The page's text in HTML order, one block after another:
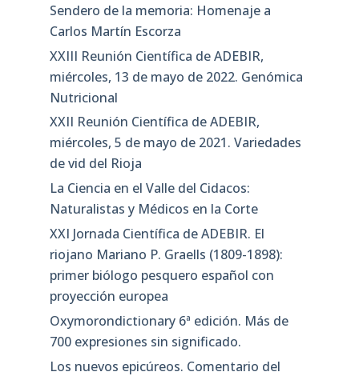
Sendero de la memoria: Homenaje a
Carlos Martín Escorza
XXIII Reunión Científica de ADEBIR,
miércoles, 13 de mayo de 2022. Genómica
Nutricional
XXII Reunión Científica de ADEBIR,
miércoles, 5 de mayo de 2021. Variedades
de vid del Rioja
La Ciencia en el Valle del Cidacos:
Naturalistas y Médicos en la Corte
XXI Jornada Científica de ADEBIR. El
riojano Mariano P. Graells (1809-1898):
primer biólogo pesquero español con
proyección europea
Oxymorondictionary 6ª edición. Más de
700 expresiones sin significado.
Los nuevos epicúreos. Comentario del